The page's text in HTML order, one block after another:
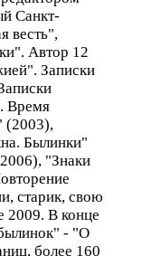
Санкт-
весть",
Автор 12
Записки
Время
(2003),
Былинки"
"Знаки
старик, свою
2009. В конце
- "О
более 160